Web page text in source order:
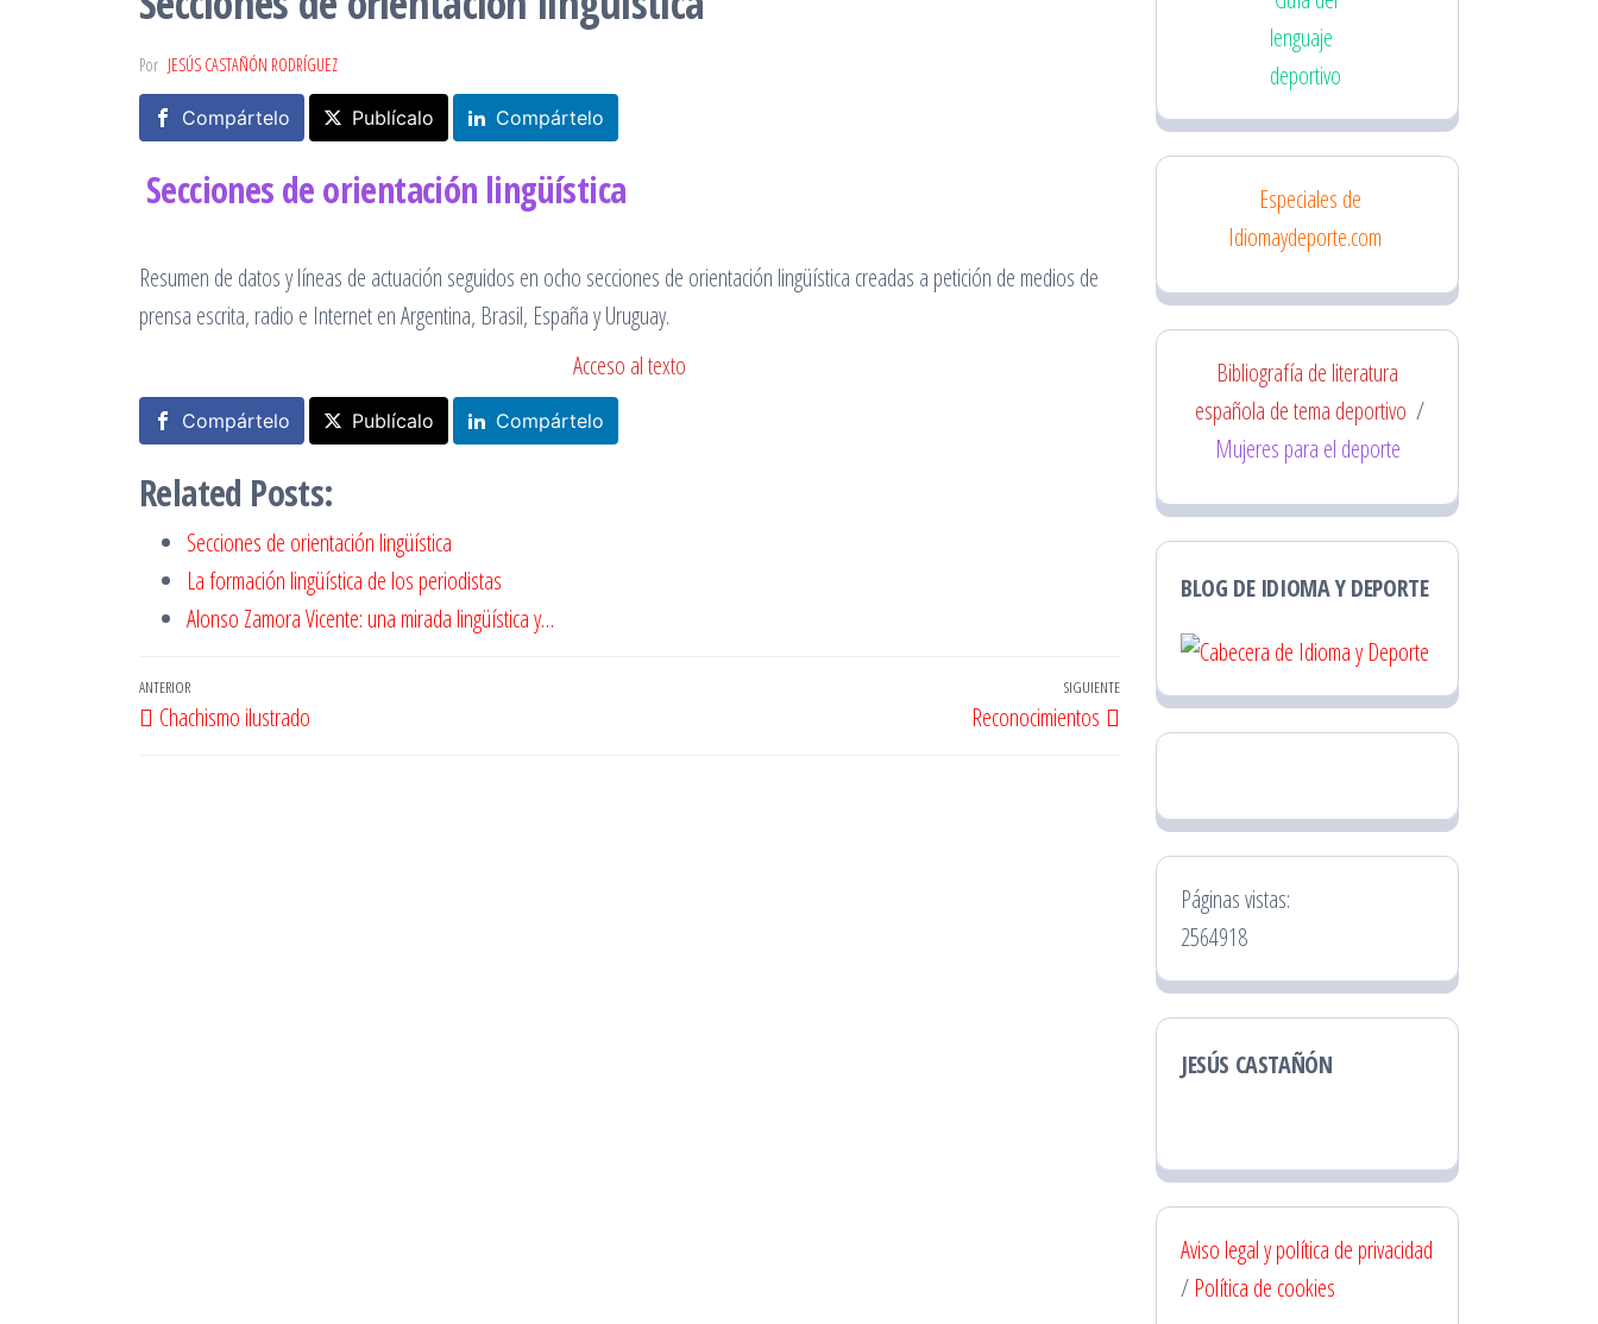
Por JESÚS CASTAÑÓN RODRÍGUEZ
Compártelo Publícalo Compártelo
Secciones de orientación lingüística
Resumen de datos y líneas de actuación seguidos en ocho secciones de orientación lingüística creadas a petición de medios de
prensa escrita, radio e Internet en Argentina, Brasil, España y Uruguay.
Acceso al texto
Compártelo Publícalo Compártelo
Related Posts:
Secciones de orientación lingüística
La formación lingüística de los periodistas
Alonso Zamora Vicente: una mirada lingüística y…
Navegación
de
Entrada
anterior
ANTERIOR
Chachismo ilustrado
Entrada
siguiente
SIGUIENTE
Reconocimientos
lenguaje
deportivo
Especiales de
Idiomaydeporte.com
Bibliografía de literatura
española de tema deportivo /
Mujeres para el deporte
BLOG DE IDIOMA Y DEPORTE
Páginas vistas:
2564918
JESÚS CASTAÑÓN
Aviso legal y política de privacidad
/ Política de cookies